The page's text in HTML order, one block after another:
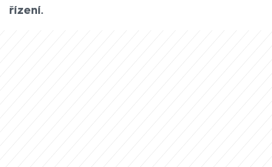
řízení.